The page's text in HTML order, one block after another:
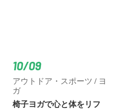
10/09
アウトドア・スポーツ / ヨ
ガ
椅子ヨガで心と体をリフ